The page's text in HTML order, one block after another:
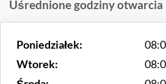
Uśrednione godziny otwarcia
Poniedziałek:
Wtorek: